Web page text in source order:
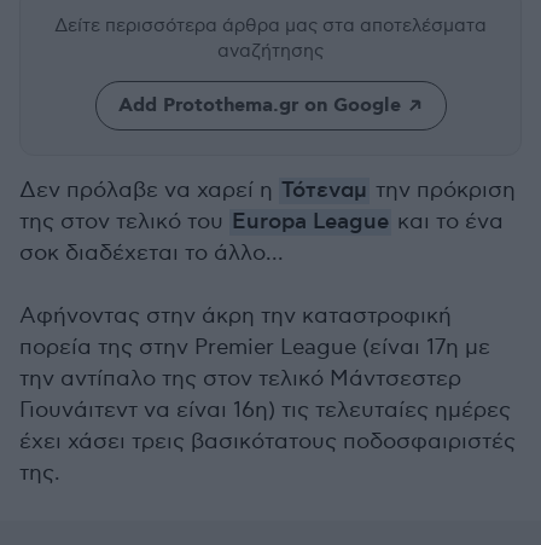
Δείτε περισσότερα άρθρα μας στα αποτελέσματα
αναζήτησης
Add Protothema.gr on Google
Δεν πρόλαβε να χαρεί η Τότεναμ την πρόκριση
της στον τελικό του Europa League και το ένα
σοκ διαδέχεται το άλλο...
Αφήνοντας στην άκρη την καταστροφική
πορεία της στην Premier League (είναι 17η με
την αντίπαλο της στον τελικό Μάντσεστερ
Γιουνάιτεντ να είναι 16η) τις τελευταίες ημέρες
έχει χάσει τρεις βασικότατους ποδοσφαιριστές
της.